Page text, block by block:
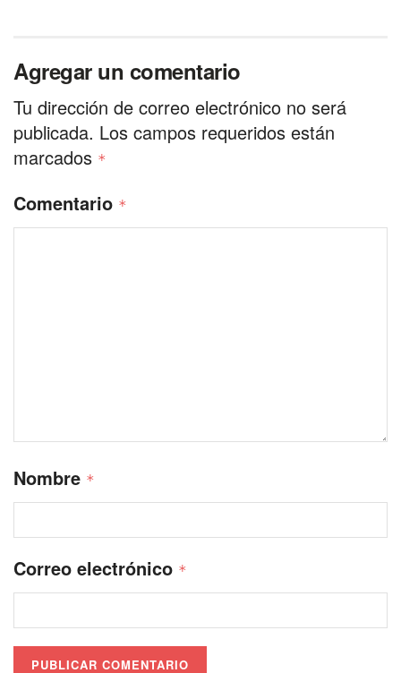
Agregar un comentario
Tu dirección de correo electrónico no será
publicada. Los campos requeridos están
marcados *
Comentario *
Nombre *
Correo electrónico *